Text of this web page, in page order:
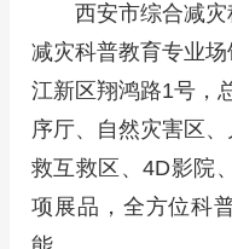
西安市综合减
减灾科普教育专业
江新区翔鸿路1号，
序厅、自然灾害区
救互救区、4D影院
项展品，全方位科